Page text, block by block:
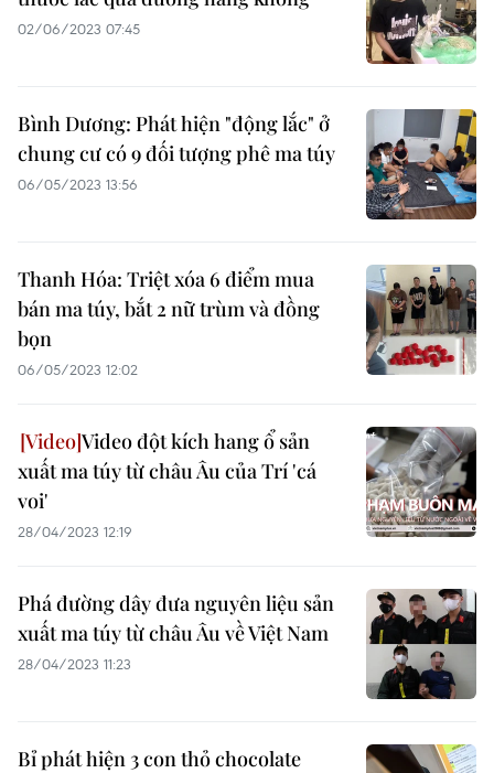
02/06/2023 07:45
Bình Dương: Phát hiện "động lắc" ở
chung cư có 9 đối tượng phê ma túy
06/05/2023 13:56
Thanh Hóa: Triệt xóa 6 điểm mua
bán ma túy, bắt 2 nữ trùm và đồng
bọn
06/05/2023 12:02
Video đột kích hang ổ sản
xuất ma túy từ châu Âu của Trí 'cá
voi'
28/04/2023 12:19
Phá đường dây đưa nguyên liệu sản
xuất ma túy từ châu Âu về Việt Nam
28/04/2023 11:23
Bỉ phát hiện 3 con thỏ chocolate